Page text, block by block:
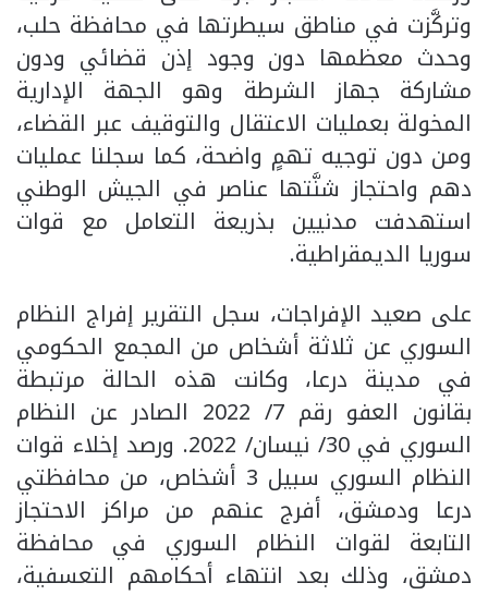
وتركَّزت في مناطق سيطرتها في محافظة حلب،
وحدث معظمها دون وجود إذن قضائي ودون
مشاركة جهاز الشرطة وهو الجهة الإدارية
المخولة بعمليات الاعتقال والتوقيف عبر القضاء،
ومن دون توجيه تهمٍ واضحة، كما سجلنا عمليات
دهم واحتجاز شنَّتها عناصر في الجيش الوطني
استهدفت مدنيين بذريعة التعامل مع قوات
سوريا الديمقراطية.
على صعيد الإفراجات، سجل التقرير إفراج النظام
السوري عن ثلاثة أشخاص من المجمع الحكومي
في مدينة درعا، وكانت هذه الحالة مرتبطة
بقانون العفو رقم 7/ 2022 الصادر عن النظام
السوري في 30/ نيسان/ 2022. ورصد إخلاء قوات
النظام السوري سبيل 3 أشخاص، من محافظتي
درعا ودمشق، أفرج عنهم من مراكز الاحتجاز
التابعة لقوات النظام السوري في محافظة
دمشق، وذلك بعد انتهاء أحكامهم التعسفية،